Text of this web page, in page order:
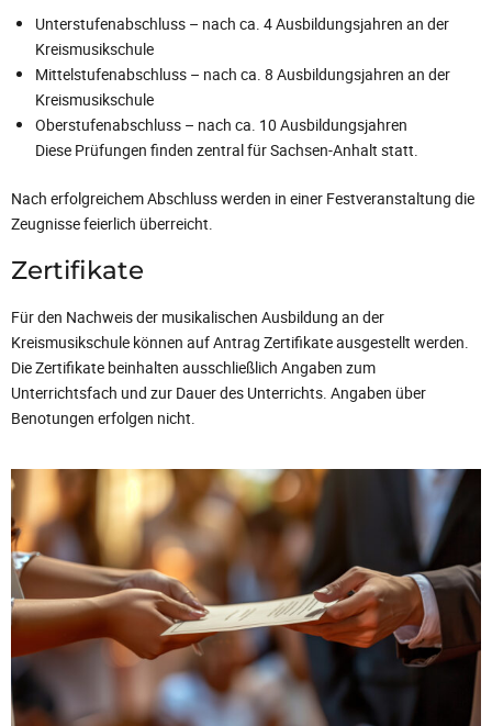
Unterstufenabschluss – nach ca. 4 Ausbildungsjahren an der
Kreismusikschule
Mittelstufenabschluss – nach ca. 8 Ausbildungsjahren an der
Kreismusikschule
Oberstufenabschluss – nach ca. 10 Ausbildungsjahren
Diese Prüfungen finden zentral für Sachsen-Anhalt statt.
Nach erfolgreichem Abschluss werden in einer Festveranstaltung die
Zeugnisse feierlich überreicht.
Zertifikate
Für den Nachweis der musikalischen Ausbildung an der
Kreismusikschule können auf Antrag Zertifikate ausgestellt werden.
Die Zertifikate beinhalten ausschließlich Angaben zum
Unterrichtsfach und zur Dauer des Unterrichts. Angaben über
Benotungen erfolgen nicht.